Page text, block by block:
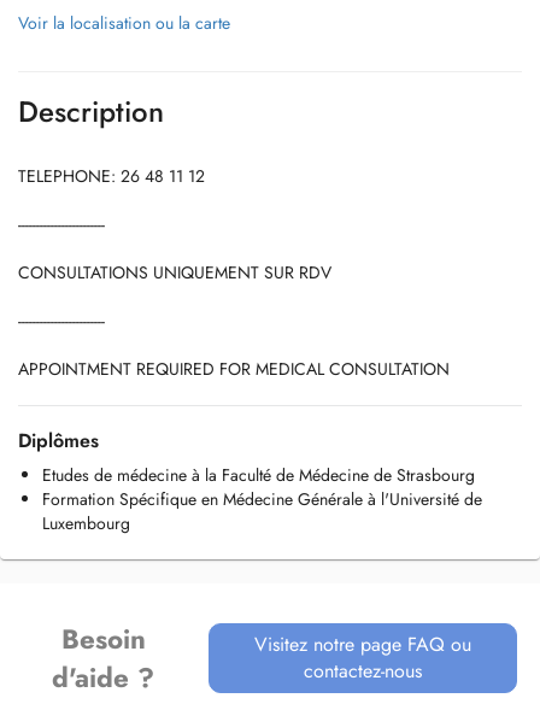
Voir la localisation ou la carte
Description
TELEPHONE: 26 48 11 12
------------------------
CONSULTATIONS UNIQUEMENT SUR RDV
------------------------
APPOINTMENT REQUIRED FOR MEDICAL CONSULTATION
Diplômes
Etudes de médecine à la Faculté de Médecine de Strasbourg
Formation Spécifique en Médecine Générale à l'Université de
Luxembourg
Besoin
d'aide ?
Visitez notre page FAQ ou
contactez-nous